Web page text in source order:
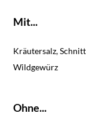
Mit...
Kräutersalz,
Wildgewürz
Ohne...